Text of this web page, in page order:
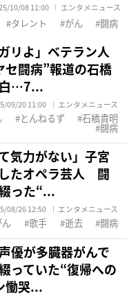
10/08 11:00 エンタメニュース
タレント がん 闘病
リよ」ベテラン人
闘病”報道の石橋
…7...
09/20 11:00 エンタメニュース
とんねるず 石橋貴明
闘病
気力がない」子宮
たオペラ芸人 闘
った“...
08/26 12:50 エンタメニュース
歌手 逝去 闘病
優が多臓器がんで
っていた“復帰への
慟哭...